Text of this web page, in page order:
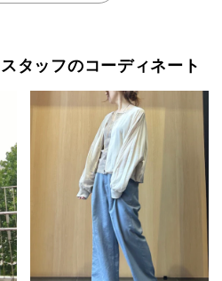
タッフのコーディネート